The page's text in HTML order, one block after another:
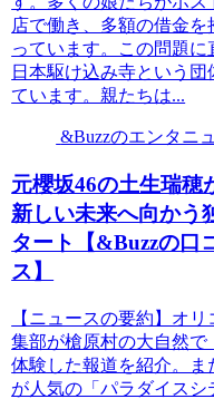
店で働き、多額の借金を
っています。この問題に
日本駆け込み寺という団
ています。親たちは...
&Buzzのエンタニ
元櫻坂46の土生瑞穂
新しい未来へ向かう
タート【&Buzzの口
ス】
【ニュースの要約】オ
集部が槍原村の大自然で
体験した報道を紹介。ま
が人気の「パラダイスシ